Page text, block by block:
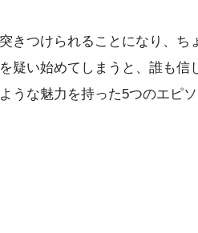
つけられることになり、ち
疑い始めてしまうと、誰も信
うな魅力を持った5つのエピ